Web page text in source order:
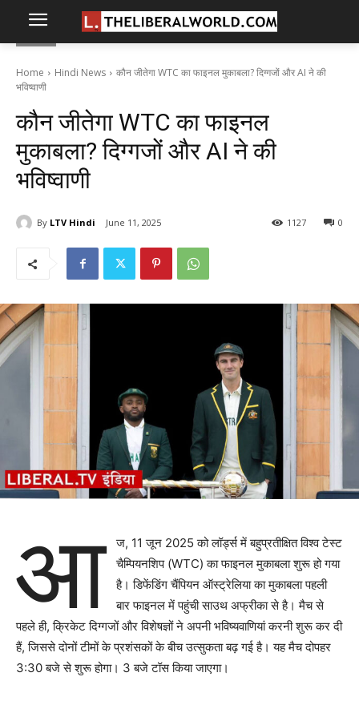
Home Hindi News
कौन जीतेगा WTC का फाइनल मुकाबला? दिग्गजों और AI ने की
भविष्वाणी
कौन जीतेगा WTC का फाइनल
मुकाबला? दिग्गजों और AI ने की
भविष्वाणी
By LTV Hindi June 11, 2025 0
1127
आ
ज, 11 जून 2025 को लॉर्ड्स में बहुप्रतीक्षित विश्व टेस्ट
चैम्पियनशिप (WTC) का फाइनल मुकाबला शुरू हो गया
है। डिफेंडिंग चैंपियन ऑस्ट्रेलिया का मुकाबला पहली
बार फाइनल में पहुंची साउथ अफ्रीका से है। मैच से
पहले ही, क्रिकेट दिग्गजों और विशेषज्ञों ने अपनी भविष्यवाणियां करनी शुरू कर दी
हैं, जिससे दोनों टीमों के प्रशंसकों के बीच उत्सुकता बढ़ गई है। यह मैच दोपहर
3:30 बजे से शुरू होगा। 3 बजे टॉस किया जाएगा।